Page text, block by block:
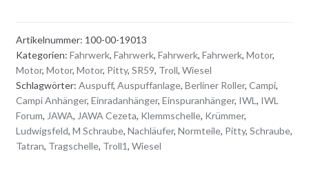
Menge
n
a
t
i
v
Artikelnummer: 100-00-19013
Kategorien: Fahrwerk, Fahrwerk, Fahrwerk, Fahrwerk, Motor,
Motor, Motor, Motor, Pitty, SR59, Troll, Wiesel
Schlagwörter: Auspuff, Auspuffanlage, Berliner Roller, Campi,
Campi Anhänger, Einradanhänger, Einspuranhänger, IWL , IWL
Forum, JAWA, JAWA Cezeta, Klemmschelle, Krümmer,
Ludwigsfeld, M Schraube, Nachläufer, Normteile, Pitty, Schraube,
Tatran, Tragschelle, Troll1, Wiesel